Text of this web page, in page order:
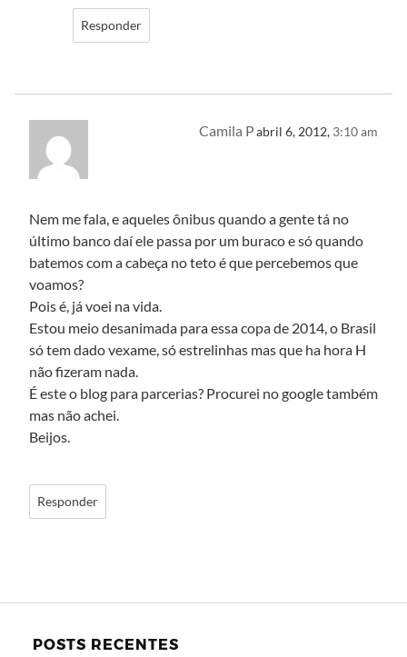
Responder
Camila Pabril 6, 2012, 3:10 am
Nem me fala, e aqueles ônibus quando a gente tá no
último banco daí ele passa por um buraco e só quando
batemos com a cabeça no teto é que percebemos que
voamos?
Pois é, já voei na vida.
Estou meio desanimada para essa copa de 2014, o Brasil
só tem dado vexame, só estrelinhas mas que ha hora H
não fizeram nada.
É este o blog para parcerias? Procurei no google também
mas não achei.
Beijos.
Responder
POSTS RECENTES